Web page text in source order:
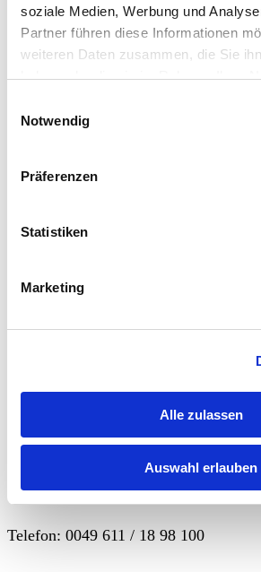
soziale Medien, Werbung und
Partner führen diese Informationen
weiteren Daten zusammen, die Sie
haben oder die sie im Rahmen Ihrer
Notwendig
Präferenzen
Statistiken
Marketing
Alle zulassen
Auswahl erlauben
Zur Wunschliste hinzufügen
Sanduhr PARADOX TEA
Weiterlesen
Wir sind für Sie da !
Telefon: 0049 611 / 18 98 100